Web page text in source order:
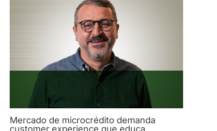
Mercado de microcrédito demanda
customer experience que educa